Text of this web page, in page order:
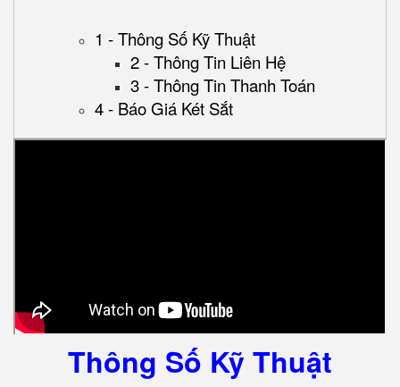
1 - Thông Số Kỹ Thuật
2 - Thông Tin Liên Hệ
3 - Thông Tin Thanh Toán
4 - Báo Giá Két Sắt
Thông Số Kỹ Thuật